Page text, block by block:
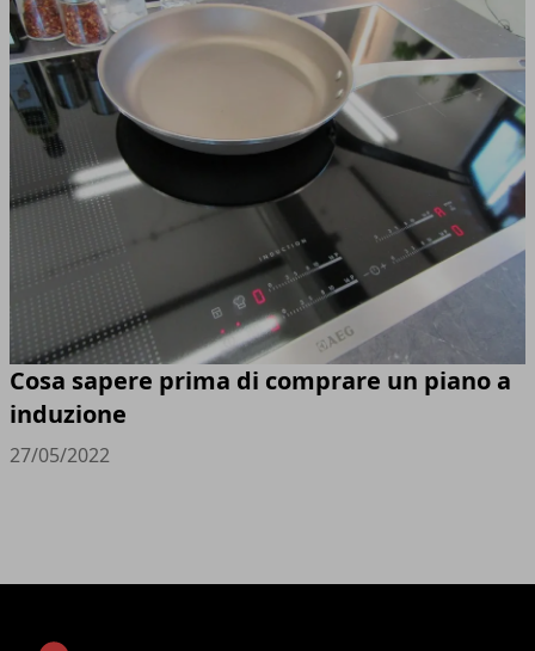
Cosa sapere prima di comprare un piano a
induzione
27/05/2022